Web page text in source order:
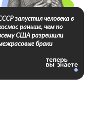
запустил человека в
раньше, чем по
США разрешили
браки